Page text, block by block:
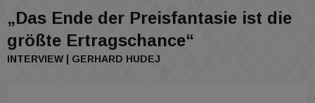
„Das Ende der Preisfantasie ist die
größte Ertragschance“
INTERVIEW | GERHARD HUDEJ